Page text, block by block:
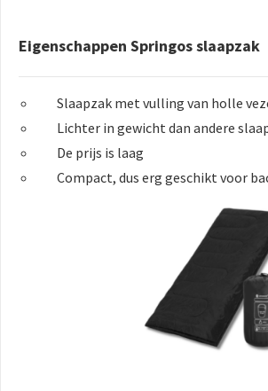
Eigenschappen Springos slaapzak
Slaapzak met vulling van holle
Lichter in gewicht dan andere
De prijs is laag
Compact, dus erg geschikt voor